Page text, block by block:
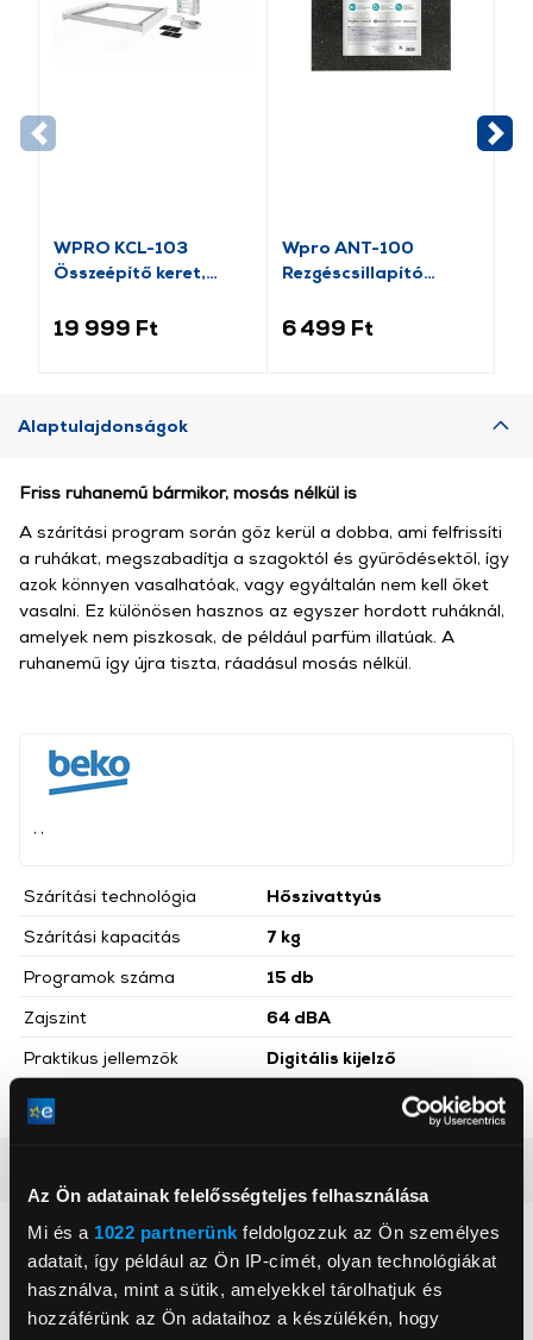
Az Ön adatainak felelősségteljes felhasználása
Mi és a 1022 partnerünk feldolgozzuk az Ön személyes
adatait, így például az Ön IP-címét, olyan technológiákat
használva, mint a sütik, amelyekkel tárolhatjuk és
hozzáférünk az Ön adataihoz a készülékén, hogy
WPRO KCL-103
Összeépítő keret,
19 999 Ft
Wpro ANT-100
Rezgéscsillapító
6 499 Ft
Alaptulajdonságok
Szárítási technológia
Hőszivattyús
Szárítási kapacitás
7 kg
Programok száma
15 db
Zajszint
64 dBA
Praktikus jellemzők
Digitális kijelző
Energiaosztály
Friss ruhanemű bármikor, mosás nélkül is
A szárítási program során gőz kerül a dobba, ami felfrissíti
a ruhákat, megszabadítja a szagoktól és gyűrődésektől, így
azok könnyen vasalhatóak, vagy egyáltalán nem kell őket
vasalni. Ez különösen hasznos az egyszer hordott ruháknál,
amelyek nem piszkosak, de például parfüm illatúak. A
ruhanemű így újra tiszta, ráadásul mosás nélkül.
Neked ajánljuk